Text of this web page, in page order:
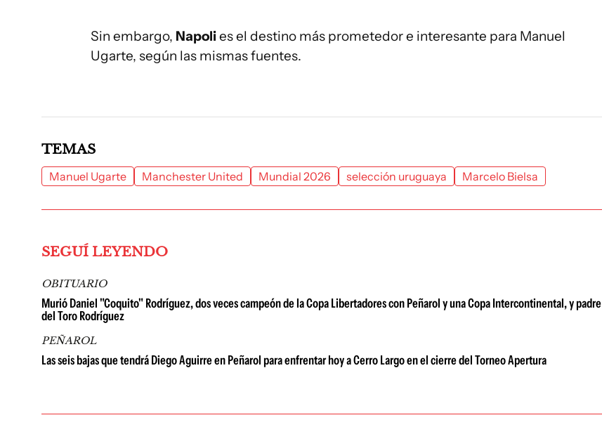
Sin embargo, Napoli es el destino más prometedor e interesante para Manuel
Ugarte, según las mismas fuentes.
TEMAS
Manuel Ugarte Manchester United Mundial 2026 selección uruguaya Marcelo Bielsa
SEGUÍ LEYENDO
OBITUARIO
Murió Daniel "Coquito" Rodríguez, dos veces campeón de la Copa Libertadores con Peñarol y una Copa Intercontinental, y padre
del Toro Rodríguez
PEÑAROL
Las seis bajas que tendrá Diego Aguirre en Peñarol para enfrentar hoy a Cerro Largo en el cierre del Torneo Apertura